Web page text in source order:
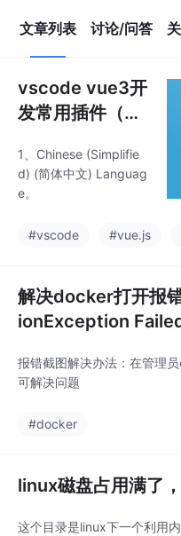
文章列表 讨论/问答
vscode vue3开
发常用插件（附
配置）
1、Chinese (Simplifie
d) (简体中文) Languag
e。
#vscode #vue.js
解决docker打开报
ionException
报错截图解决办法：在管理
可解决问题
#docker
linux磁盘占用满了
这个目录是linux下一个利用